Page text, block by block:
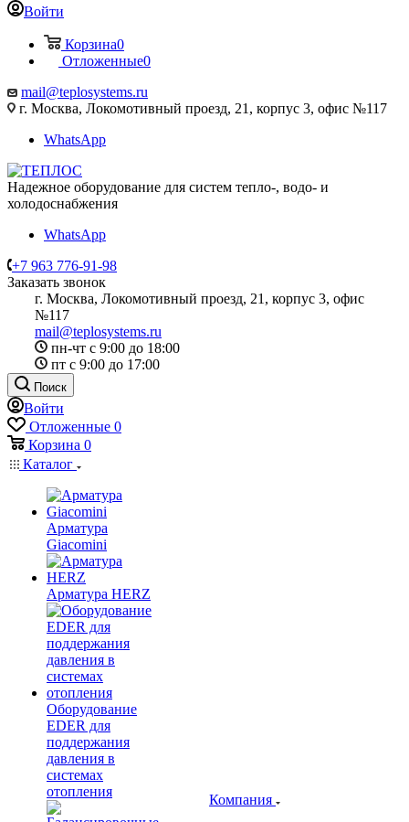
Войти
Корзина0
Отложенные0
mail@teplosystems.ru
г. Москва, Локомотивный проезд, 21, корпус 3, офис №117
WhatsApp
Надежное оборудование для систем тепло-, водо- и
холодоснабжения
WhatsApp
+7 963 776-91-98
Заказать звонок
г. Москва, Локомотивный проезд, 21, корпус 3, офис
№117
mail@teplosystems.ru
пн-чт с 9:00 до 18:00
пт с 9:00 до 17:00
Поиск
Войти
Отложенные 0
Корзина 0
Каталог
Арматура
Giacomini
Арматура HERZ
Оборудование
EDER для
поддержания
давления в
системах
отопления
Компания